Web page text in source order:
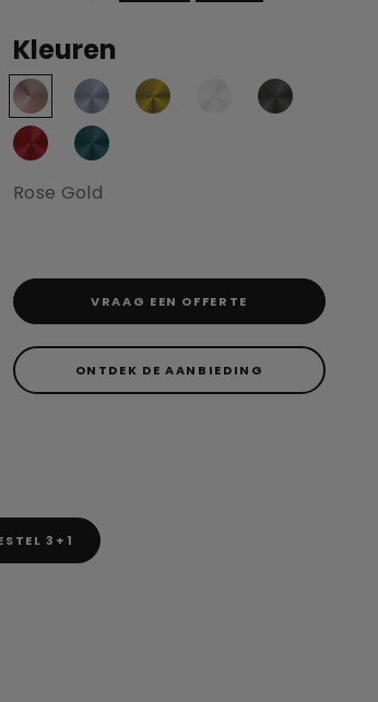
Kleuren
Rose Gold
VRAAG EEN OFFERTE
ONTDEK DE AANBIEDING
3+1